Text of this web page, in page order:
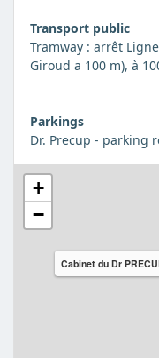
Transport public
Tramway : arrêt
Giroud a 100 m), à
Parkings
Dr. Precup - parking
Cabinet du Dr
+
−